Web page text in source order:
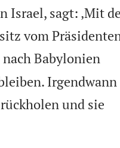
Israel, sagt: ‚Mit
vom
Babylonien
Irgendwann
und sie